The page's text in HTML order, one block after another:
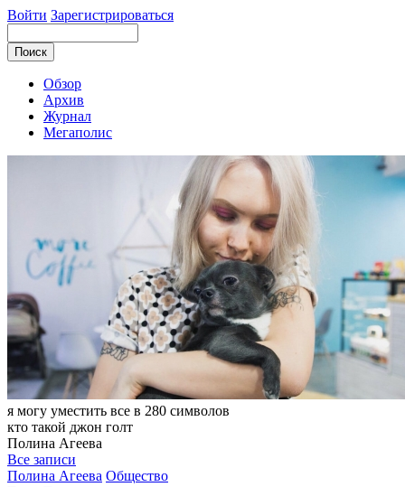
Войти Зарегистрироваться
Обзор
Архив
Журнал
Мегаполис
я могу уместить все в 280 символов
кто такой джон голт
Полина Агеева
Все записи
Полина Агеева Общество